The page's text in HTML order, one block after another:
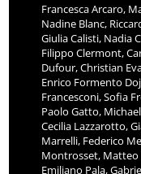
Francesca Arcaro,
Nadine Blanc,
Giulia Calisti, Nadia
Filippo Clermont,
Dufour, Christian
Enrico Formento
Francesconi, Sofia
Paolo Gatto,
Cecilia Lazzarotto,
Marrelli, Federico
Montrosset, Matteo
Emiliano Pala,